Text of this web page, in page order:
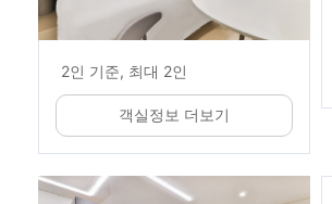
2인 기준, 최대 2인
객실정보 더보기